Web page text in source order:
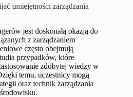
umiejętności zarządzania
jest doskonałą okazją do
z zarządzaniem
często obejmują
przypadków, które
zdobytej wiedzy w
temu, uczestnicy mogą
oraz technik zarządzania